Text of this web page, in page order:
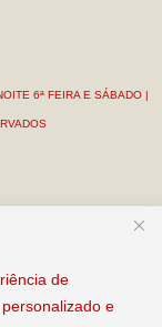
de
e
6ª FEIRA E SÁBADO |